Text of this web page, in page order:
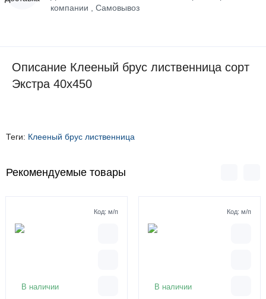
компании , Самовывоз
Описание Клееный брус лиственница сорт
Экстра 40х450
Теги: Клееный брус лиственница
Рекомендуемые товары
Код: м/п
В наличии
Код: м/п
В наличии